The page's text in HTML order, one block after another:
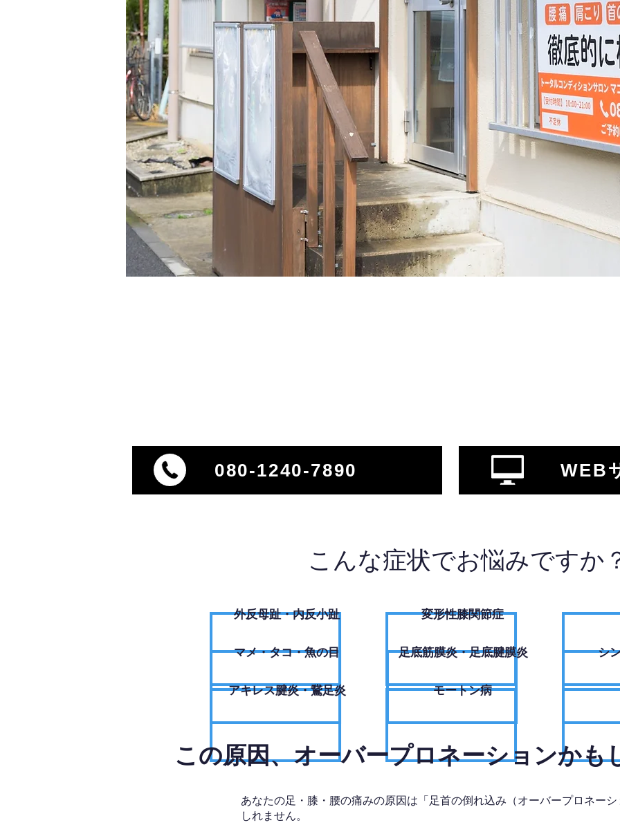
080-1240-7890 WEB
こんな症状でお悩みですか
外反母趾・内反小趾
​マメ・タコ・魚の目
アキレス腱炎・鵞足炎
変形性膝関節症
足底筋膜炎・足底腱膜炎
モートン病
シ
この原因、オーバープロネーションかも
あなたの足・膝・腰の痛みの原因は「足首の倒れ込み（オーバープロネー
しれません。